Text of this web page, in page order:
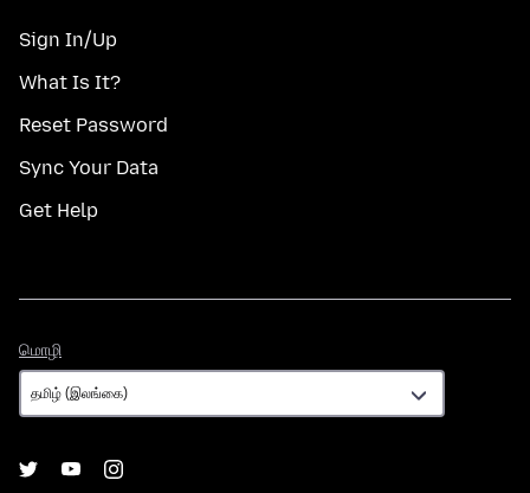
Sign In/Up
What Is It?
Reset Password
Sync Your Data
Get Help
மொழி